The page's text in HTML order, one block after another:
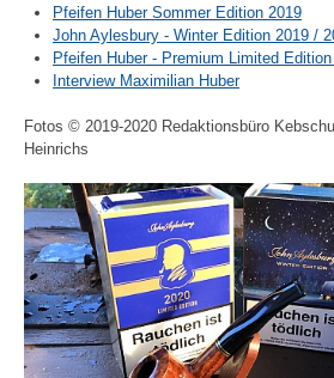
Pfeifen Huber Sommer Edition 2019
John Aylesbury - Winter Edition 2019 /
Pfeifen Huber - Premium Limited
Interview Maximilian Huber
Fotos © 2019-2020 Redaktionsbüro
Heinrichs